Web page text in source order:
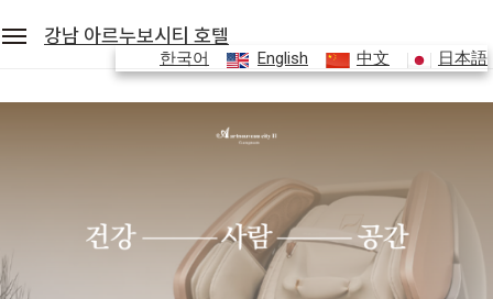
강남 아르누보시티 호텔
한국어 English 中文 日本語
세안호텔그룹 예약조회 로그인 회원가입